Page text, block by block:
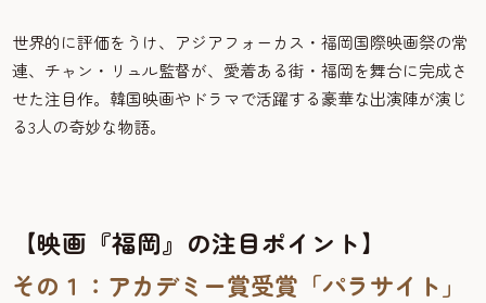
世界的に評価をうけ、アジアフォーカス・福岡国際映画祭の常
連、チャン・リュル監督が、愛着ある街・福岡を舞台に完成さ
せた注目作。韓国映画やドラマで活躍する豪華な出演陣が演じ
る3人の奇妙な物語。
【映画『福岡』の注目ポイント】
その１：アカデミー賞受賞「パラサイト」